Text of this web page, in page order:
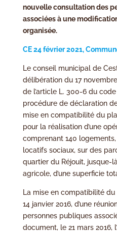
nouvelle consultation des
associées à une
organisée.
CE 24 février 2021,
Le conseil municipal de
délibération du 17
de l’article L. 300-6 du code
procédure de déclaration
mise en compatibilité du
pour la réalisation d’une
comprenant 140
locatifs sociaux, sur des
quartier du Réjouit, jusque-
agricole, d’une superficie
La mise en compatibilité
14 janvier 2016, d’une
personnes publiques
document, le 21 mars 2016,